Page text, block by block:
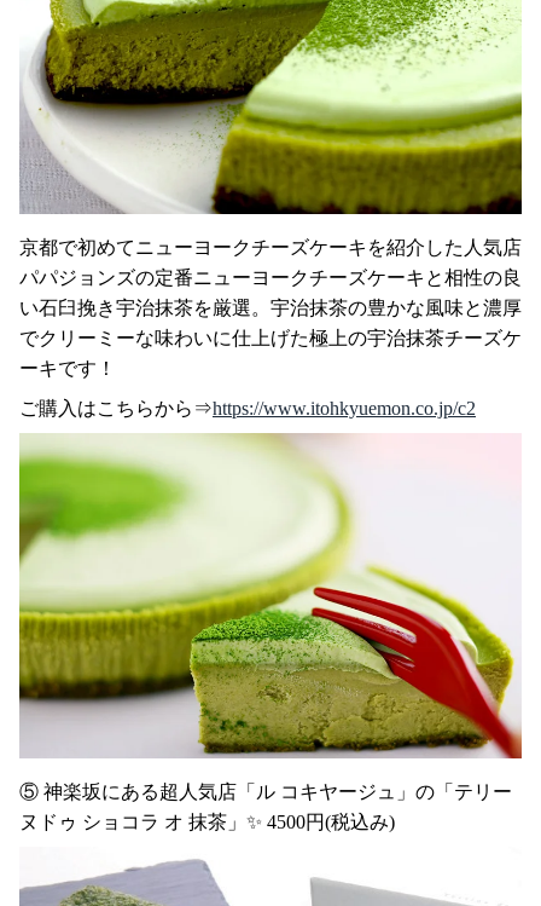
京都で初めてニューヨークチーズケーキを紹介した人気店
パパジョンズの定番ニューヨークチーズケーキと相性の良
い石臼挽き宇治抹茶を厳選。宇治抹茶の豊かな風味と濃厚
でクリーミーな味わいに仕上げた極上の宇治抹茶チーズケ
ーキです！
ご購入はこちらから⇒https://www.itohkyuemon.co.jp/c2
⑤ 神楽坂にある超人気店「ル コキヤージュ」の「テリー
ヌドゥ ショコラ オ 抹茶」✨ 4500円(税込み)